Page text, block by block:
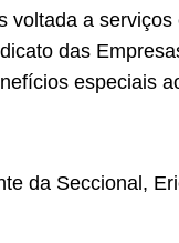
a
das
especiais
da Seccional,